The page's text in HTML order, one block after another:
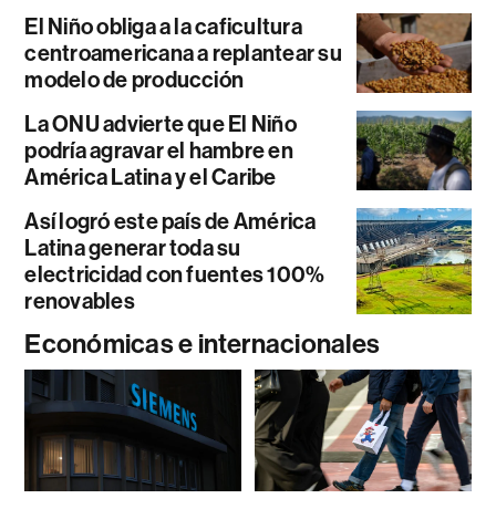
El Niño obliga a la caficultura
centroamericana a replantear su
modelo de producción
La ONU advierte que El Niño
podría agravar el hambre en
América Latina y el Caribe
Así logró este país de América
Latina generar toda su
electricidad con fuentes 100%
renovables
Económicas e internacionales